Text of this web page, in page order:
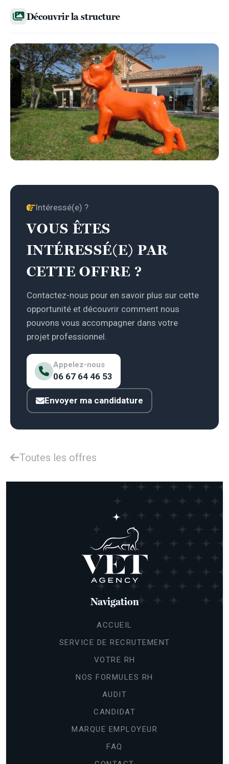
Découvrir la structure
Intéressé(e) ?
VOUS ÊTES
INTÉRESSÉ(E) PAR
CETTE OFFRE ?
Contactez-nous pour en savoir plus sur cette
opportunité et découvrir comment nous
pouvons vous accompagner dans votre
projet professionnel.
Appelez-nous
06 67 64 46 53
Envoyer ma candidature
Toutes les offres
Navigation
ACCUEIL
SERVICE DE RECRUTEMENT
VOTRE RH
NOS FORMULES RH
AUDIT
CANDIDAT
MARQUE EMPLOYEUR
FAQ